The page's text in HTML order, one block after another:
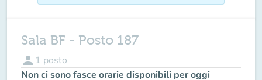
Sala BF - Posto 187
person 1 posto
Non ci sono fasce orarie disponibili per oggi